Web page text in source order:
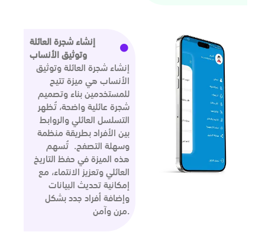
إنشاء شجرة العائلة
وتوثيق الأنساب
إنشاء شجرة العائلة وتوثيق
الأنساب هي ميزة تتيح
للمستخدمين بناء وتصميم
شجرة عائلية واضحة، تُظهر
التسلسل العائلي والروابط
بين الأفراد بطريقة منظمة
وسهلة التصفح. تُسهم
هذه الميزة في حفظ التاريخ
العائلي وتعزيز الانتماء، مع
إمكانية تحديث البيانات
وإضافة أفراد جدد بشكل
مرن وآمن.